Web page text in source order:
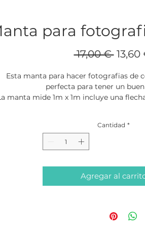
para
17,00 € Precio
13,60
Esta manta para hacer fotografias de
perfecta para tener un
manta mide 1m x 1m incluye una
Cantidad *
Agregar al